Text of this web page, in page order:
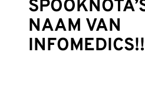
NAAM VAN